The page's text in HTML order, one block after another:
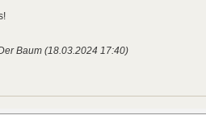
Baum (18.03.2024 17:40)